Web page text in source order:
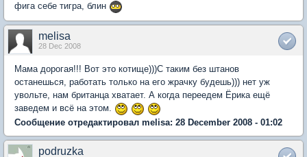
фига себе тигра, блин
melisa
28 Dec 2008
Мама дорогая!!! Вот это котище)))С таким без штанов
останешься, работать только на его жрачку будешь))) нет уж
увольте, нам британца хватает. А когда переедем Ёрика ещё
заведем и всё на этом.
Сообщение отредактировал melisa: 28 December 2008 - 01:02
podruzka